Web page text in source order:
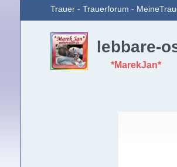
Trauer - Trauerforum -
lebbare-
*MarekJan*